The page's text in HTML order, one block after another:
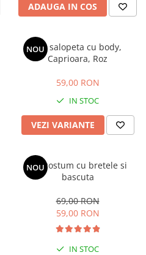
ADAUGA IN COS
NOU
Set salopeta cu body,
Caprioara, Roz
59,00 RON
IN STOC
VEZI VARIANTE
NOU
Set costum cu bretele si
bascuta
69,00 RON
59,00 RON
IN STOC